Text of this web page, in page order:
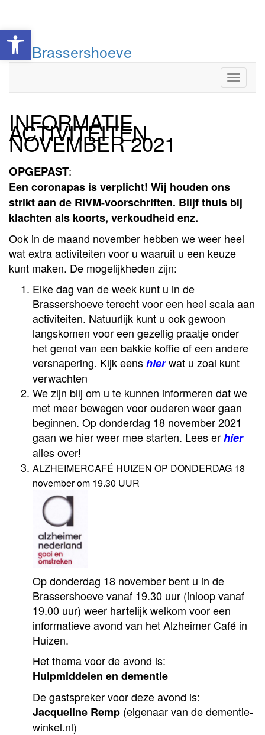
Toolbar openen
Doorgaan
naar
De Brassershoeve
INFORMATIE
ACTIVITEITEN
NOVEMBER 2021
OPGEPAST:
Een coronapas is verplicht! Wij houden ons
strikt aan de RIVM-voorschriften. Blijf thuis bij
klachten als koorts, verkoudheid enz.
Ook in de maand november hebben we weer heel
wat extra activiteiten voor u waaruit u een keuze
kunt maken. De mogelijkheden zijn:
Elke dag van de week kunt u in de
Brassershoeve terecht voor een heel scala aan
activiteiten. Natuurlijk kunt u ook gewoon
langskomen voor een gezellig praatje onder
het genot van een bakkie koffie of een andere
versnapering. Kijk eenshierwat u zoal kunt
verwachten
We zijn blij om u te kunnen informeren dat we
met meer bewegen voor ouderen weer gaan
beginnen. Op donderdag 18 november 2021
gaan we hier weer mee starten. Lees erhier
alles over!
ALZHEIMERCAFÉ HUIZEN OP DONDERDAG 18
november om 19.30 UUR
Op donderdag 18 november bent u in de
Brassershoeve vanaf 19.30 uur (inloop vanaf
19.00 uur) weer hartelijk welkom voor een
informatieve avond van het Alzheimer Café in
Huizen.
Het thema voor de avond is:
Hulpmiddelen en dementie
De gastspreker voor deze avond is:
Jacqueline Remp (eigenaar van de dementie-
winkel.nl)